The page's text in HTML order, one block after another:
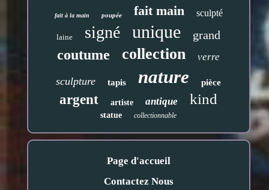
fait à la main poupée fait main sculpté
laine signé unique grand
coutume collection verre
sculpture tapis nature pièce
argent artiste antique kind
statue collectionnable
Page d'accueil
Contactez Nous